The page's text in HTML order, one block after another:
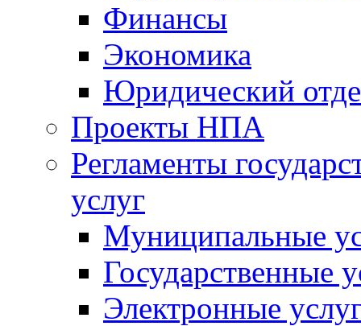
Финансы
Экономика
Юридический
Проекты НПА
Регламенты
услуг
Муниципальные
Государственные
Электронные